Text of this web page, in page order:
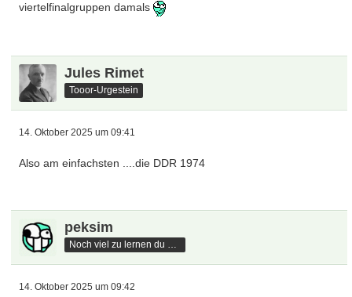
viertelfinalgruppen damals
Jules Rimet
Tooor-Urgestein
14. Oktober 2025 um 09:41
Also am einfachsten ....die DDR 1974
peksim
Noch viel zu lernen du hast
14. Oktober 2025 um 09:42